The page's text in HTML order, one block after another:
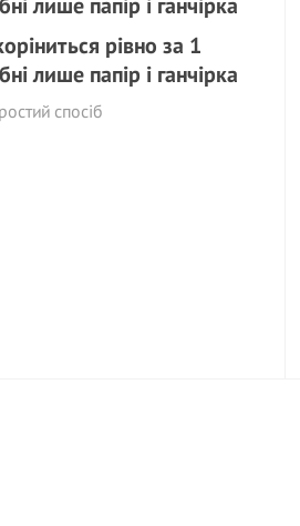
рівно за 1
лише папір і ганчірка
спосіб